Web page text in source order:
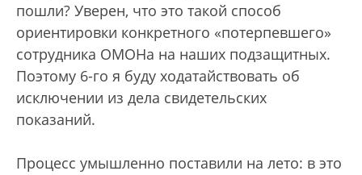
пошли? Уверен, что это такой способ
ориентировки конкретного «потерпевшего»
сотрудника ОМОНа на наших подзащитных.
Поэтому 6-го я буду ходатайствовать об
исключении из дела свидетельских
показаний.
Процесс умышленно поставили на лето: в это